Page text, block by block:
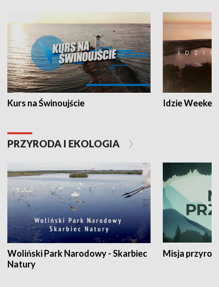
Kurs na Świnoujście Idzie
PRZYRODA I EKOLOGIA
Woliński Park Narodowy - Skarbiec
Natury
Misja